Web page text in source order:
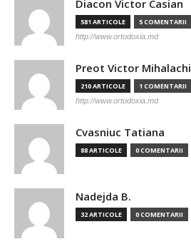
Diacon Victor Casian
581 ARTICOLE 5 COMENTARII
http://www.ortodoxia.md
Preot Victor Mihalachi
210 ARTICOLE 1 COMENTARII
http://www.ortodoxia.md
Cvasniuc Tatiana
88 ARTICOLE 0 COMENTARII
Nadejda B.
32 ARTICOLE 0 COMENTARII